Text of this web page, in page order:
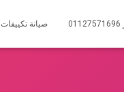
صيانة تكييفات